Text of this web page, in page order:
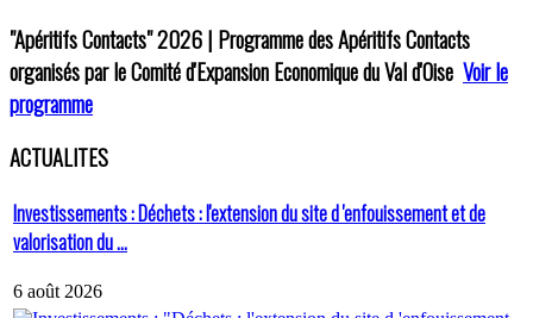
"Apéritifs Contacts"2026 | Programme des Apéritifs Contacts
organisés par le Comité d'Expansion Economique du Val d'Oise Voir le
programme
ACTUALITES
Investissements : Déchets : l'extension du site d 'enfouissement et de
valorisation du ...
6 août 2026